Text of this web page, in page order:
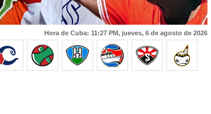
Hora de Cuba: 11:27 PM, jueves, 6 de agosto de 2026